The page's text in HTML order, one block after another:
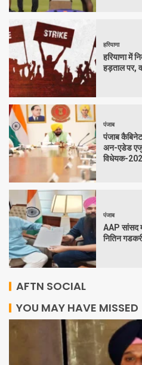
हरियाणा
हरियाणा में
हड़ताल पर,
पंजाब
पंजाब
अन-एडेड
विधेयक-
पंजाब
AAP सांसद
नितिन
AFTN SOCIAL
YOU MAY HAVE MISSED